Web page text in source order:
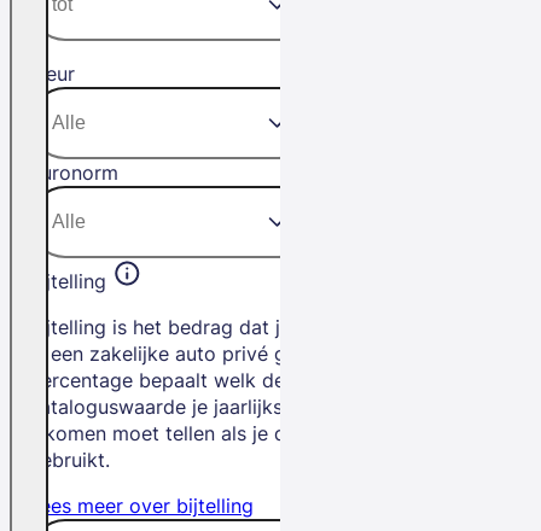
Kleur
Euronorm
Bijtelling
Bijtelling is het bedrag dat je betaalt als
je een zakelijke auto privé gebruikt. Het
percentage bepaalt welk deel van de
cataloguswaarde je jaarlijks bij je
inkomen moet tellen als je de auto privé
gebruikt.
Lees meer over bijtelling